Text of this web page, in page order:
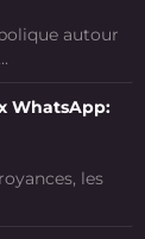
autour
WhatsApp:
les